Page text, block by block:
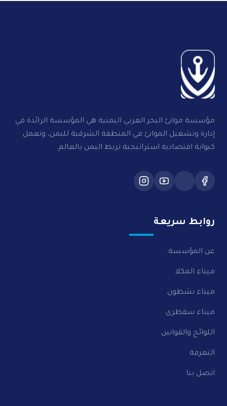
مؤسسة موانئ البحر العربي اليمنية هي المؤسسة الرائدة في
إدارة وتشغيل الموانئ في المنطقة الشرقية لليمن، وتعمل
كبوابة اقتصادية استراتيجية تربط اليمن بالعالم.
روابط سريعة
عن المؤسسة
ميناء المكلا
ميناء نشطون
ميناء سقطرى
اللوائح والقوانين
التعرفة
اتصل بنا